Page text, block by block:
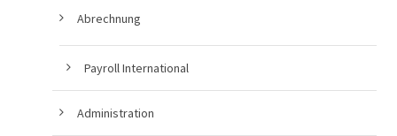
Abrechnung
Payroll International
Administration